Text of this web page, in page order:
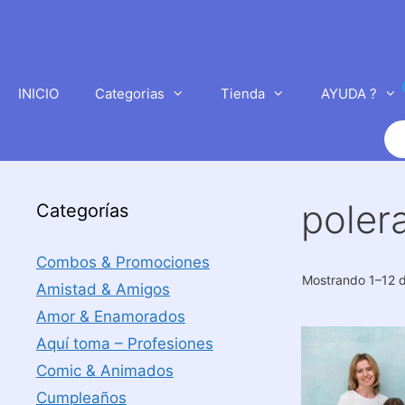
INICIO Categorias Tienda AYUDA ?
de
Mostrando 1–12
Categorías
Combos & Promociones
Amistad & Amigos
Amor & Enamorados
Aquí toma – Profesiones
Comic & Animados
Cumpleaños